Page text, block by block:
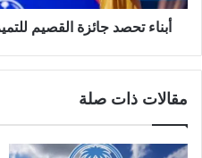
أبناء تحصد جائزة القصيم
مقالات ذات صلة